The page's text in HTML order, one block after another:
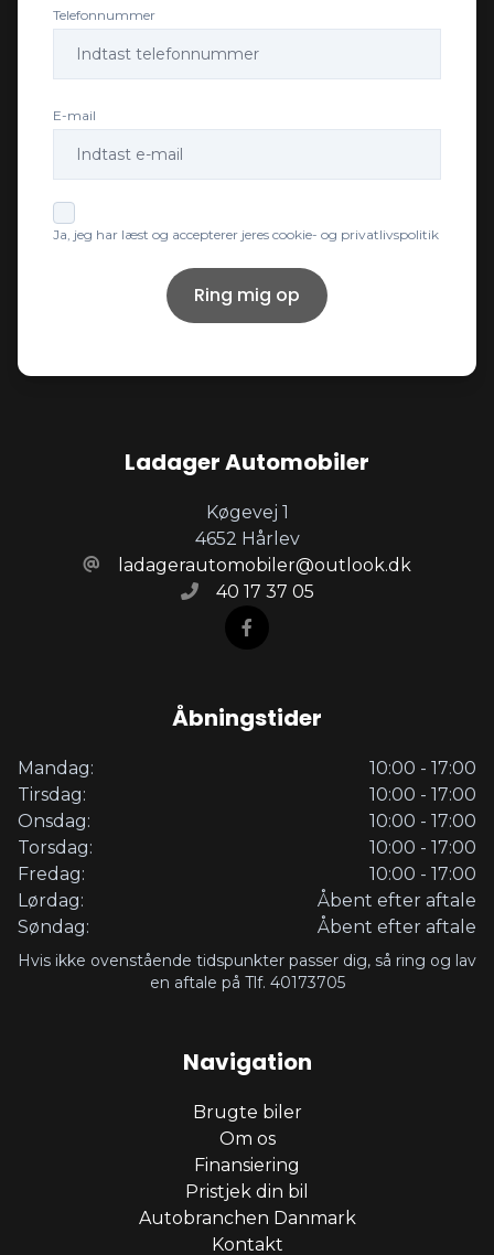
Telefonnummer
E-mail
Ja, jeg har læst og accepterer jeres cookie- og privatlivspolitik
Ring mig op
Ladager Automobiler
Køgevej 1
4652 Hårlev
ladagerautomobiler@outlook.dk
40 17 37 05
Åbningstider
Mandag:
10:00 - 17:00
Tirsdag:
10:00 - 17:00
Onsdag:
10:00 - 17:00
Torsdag:
10:00 - 17:00
Fredag:
10:00 - 17:00
Lørdag:
Åbent efter aftale
Søndag:
Åbent efter aftale
Hvis ikke ovenstående tidspunkter passer dig, så ring og lav
en aftale på Tlf. 40173705
Navigation
Brugte biler
Om os
Finansiering
Pristjek din bil
Autobranchen Danmark
Kontakt